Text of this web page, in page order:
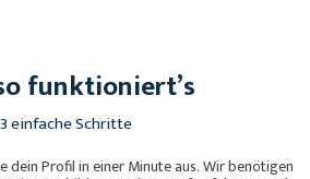
funktioniert’s
3 einfache Schritte
dein Profil in einer Minute aus. Wir benötigen